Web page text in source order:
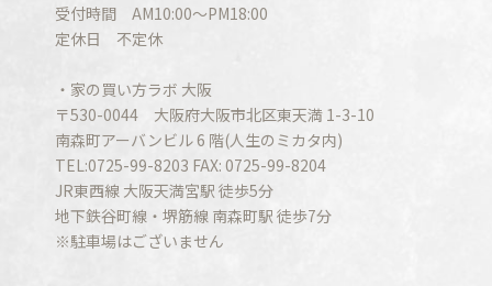
受付時間 AM10:00〜PM18:00
定休日 不定休
・家の買い方ラボ 大阪
〒530-0044 大阪府大阪市北区東天満 1-3-10
南森町アーバンビル 6 階(人生のミカタ内)
TEL:0725-99-8203 FAX: 0725-99-8204
JR東西線 大阪天満宮駅 徒歩5分
地下鉄谷町線・堺筋線 南森町駅 徒歩7分
※駐車場はございません